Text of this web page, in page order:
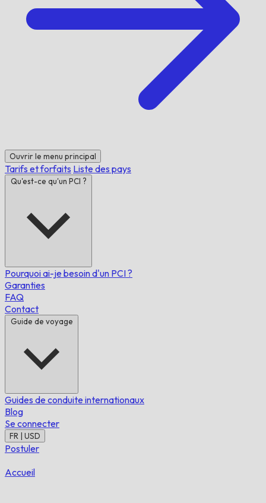
Ouvrir le menu principal
Tarifs et forfaits Liste des pays
Qu'est-ce qu'un PCI ?
Pourquoi ai-je besoin d'un PCI ?
Garanties
FAQ
Contact
Guide de voyage
Guides de conduite internationaux
Blog
Se connecter
FR | USD
Postuler
Accueil